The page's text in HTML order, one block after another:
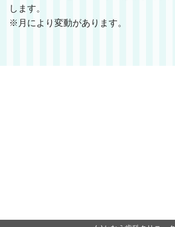
します。
※月により変動があります。